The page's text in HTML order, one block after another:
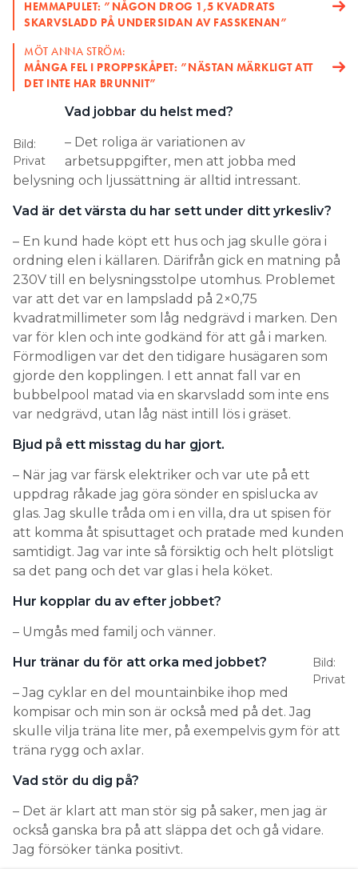
HEMMAPULET: ”NÅGON DROG 1,5 KVADRATS
SKARVSLADD PÅ UNDERSIDAN AV FASSKENAN”
MÖT ANNA STRÖM:
MÅNGA FEL I PROPPSKÅPET: ”NÄSTAN MÄRKLIGT ATT
DET INTE HAR BRUNNIT”
Bild:
Privat
Vad jobbar du helst med?
– Det roliga är variationen av
arbetsuppgifter, men att jobba med
belysning och ljussättning är alltid intressant.
Vad är det värsta du har sett under ditt yrkesliv?
– En kund hade köpt ett hus och jag skulle göra i
ordning elen i källaren. Därifrån gick en matning på
230V till en belysningsstolpe utomhus. Problemet
var att det var en lampsladd på 2×0,75
kvadratmillimeter som låg nedgrävd i marken. Den
var för klen och inte godkänd för att gå i marken.
Förmodligen var det den tidigare husägaren som
gjorde den kopplingen. I ett annat fall var en
bubbelpool matad via en skarvsladd som inte ens
var nedgrävd, utan låg näst intill lös i gräset.
Bjud på ett misstag du har gjort.
– När jag var färsk elektriker och var ute på ett
uppdrag råkade jag göra sönder en spislucka av
glas. Jag skulle tråda om i en villa, dra ut spisen för
att komma åt spisuttaget och pratade med kunden
samtidigt. Jag var inte så försiktig och helt plötsligt
sa det pang och det var glas i hela köket.
Hur kopplar du av efter jobbet?
Bild:
Privat
– Umgås med familj och vänner.
Hur tränar du för att orka med jobbet?
– Jag cyklar en del mountainbike ihop med
kompisar och min son är också med på det. Jag
skulle vilja träna lite mer, på exempelvis gym för att
träna rygg och axlar.
Vad stör du dig på?
– Det är klart att man stör sig på saker, men jag är
också ganska bra på att släppa det och gå vidare.
Jag försöker tänka positivt.